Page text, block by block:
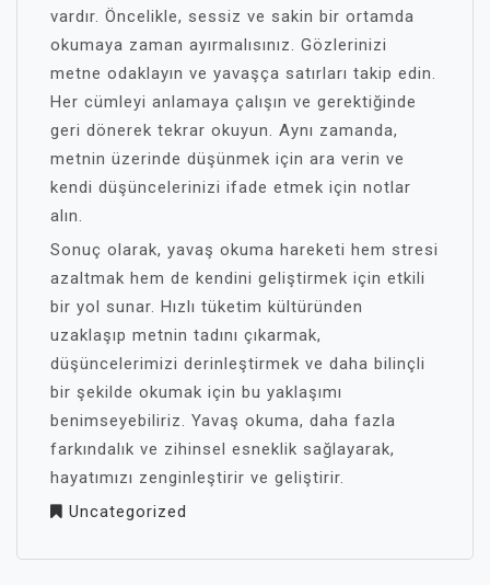
vardır. Öncelikle, sessiz ve sakin bir ortamda
okumaya zaman ayırmalısınız. Gözlerinizi
metne odaklayın ve yavaşça satırları takip edin.
Her cümleyi anlamaya çalışın ve gerektiğinde
geri dönerek tekrar okuyun. Aynı zamanda,
metnin üzerinde düşünmek için ara verin ve
kendi düşüncelerinizi ifade etmek için notlar
alın.
Sonuç olarak, yavaş okuma hareketi hem stresi
azaltmak hem de kendini geliştirmek için etkili
bir yol sunar. Hızlı tüketim kültüründen
uzaklaşıp metnin tadını çıkarmak,
düşüncelerimizi derinleştirmek ve daha bilinçli
bir şekilde okumak için bu yaklaşımı
benimseyebiliriz. Yavaş okuma, daha fazla
farkındalık ve zihinsel esneklik sağlayarak,
hayatımızı zenginleştirir ve geliştirir.
Uncategorized